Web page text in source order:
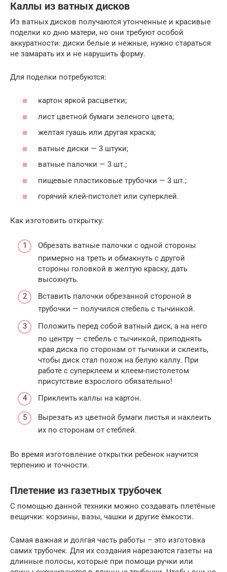
Каллы из ватных дисков
Из ватных дисков получаются утонченные и красивые
поделки ко дню матери, но они требуют особой
аккуратности: диски белые и нежные, нужно стараться
не замарать их и не нарушить форму.
Для поделки потребуются:
картон яркой расцветки;
лист цветной бумаги зеленого цвета;
желтая гуашь или другая краска;
ватные диски — 3 штуки;
ватные палочки — 3 шт.;
пищевые пластиковые трубочки — 3 шт.;
горячий клей-пистолет или суперклей.
Как изготовить открытку:
Обрезать ватные палочки с одной стороны
примерно на треть и обмакнуть с другой
стороны головкой в желтую краску, дать
высохнуть.
Вставить палочки обрезанной стороной в
трубочки — получился стебель с тычинкой.
Положить перед собой ватный диск, а на него
по центру — стебель с тычинкой, приподнять
края диска по сторонам от тычинки и склеить,
чтобы диск стал похож на белую каллу. При
работе с суперклеем и клеем-пистолетом
присутствие взрослого обязательно!
Приклеить каллы на картон.
Вырезать из цветной бумаги листья и наклеить
их по сторонам от стеблей.
Во время изготовление открытки ребенок научится
терпению и точности.
Плетение из газетных трубочек
С помощью данной техники можно создавать плетёные
вещички: корзины, вазы, чашки и другие ёмкости.
Самая важная и долгая часть работы – это изготовка
самих трубочек. Для их создания нарезаются газеты на
длинные полосы, которые при помощи ручки или